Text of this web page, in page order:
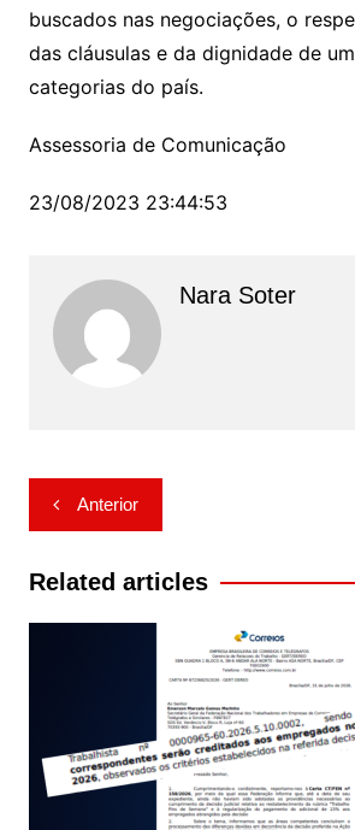
buscados nas negociações, o
das cláusulas e da dignidade de
categorias do país.
Assessoria de Comunicação
23/08/2023 23:44:53
Nara Soter
Navegação
de
Post
Anterior
Related articles